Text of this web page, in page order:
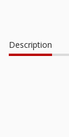
Description